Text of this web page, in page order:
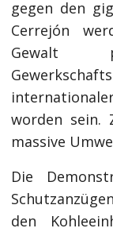
gegen den
Cerrejón
Gewalt
worden sein.
massive
Die
den